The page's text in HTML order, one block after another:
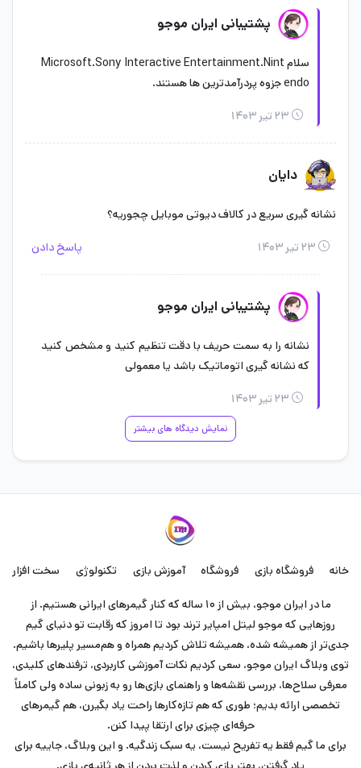
پشتیبانی ایران موجو
سلام Microsoft.Sony Interactive Entertainment.Nint
endo جزوه پردرآمدترین ها هستند.
۲۳ تیر ۱۴۰۳
دایان
نشانه گیری سریع در کالاف دیوتی موبایل چجوریه؟
۲۳ تیر ۱۴۰۳ پاسخ دادن
پشتیبانی ایران موجو
نشانه را به سمت حریف با دقت تنظیم کنید و مشخص کنید
که نشانه گیری اتوماتیک باشد یا معمولی
۲۳ تیر ۱۴۰۳
نمایش دیدگاه های بیشتر
خانه فروشگاه بازی فروشگاه آموزش بازی تکنولوژی سخت افزار
ما در ایران موجو، بیش از ۱۰ ساله که کنار گیمرهای ایرانی هستیم. از
روزهایی که موجو لیتل امپایر ترند بود تا امروز که رقابت تو دنیای گیم
جدی‌تر از همیشه شده، همیشه تلاش کردیم همراه و هم‌مسیر پلیرها باشیم.
توی وبلاگ ایران موجو، سعی کردیم نکات آموزشی کاربردی، ترفندهای کلیدی،
معرفی سلاح‌ها، بررسی نقشه‌ها و راهنمای بازی‌ها رو به زبونی ساده ولی کاملاً
تخصصی ارائه بدیم؛ طوری که هم تازه‌کارها راحت یاد بگیرن، هم گیمرهای
حرفه‌ای چیزی برای ارتقا پیدا کنن.
برای ما گیم فقط یه تفریح نیست، یه سبک زندگیه. و این وبلاگ، جاییه برای